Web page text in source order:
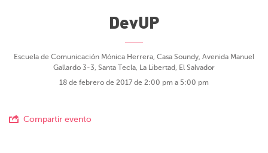
DevUP
Escuela de Comunicación Mónica Herrera, Casa Soundy, Avenida Manuel
Gallardo 3-3, Santa Tecla, La Libertad, El Salvador
18 de febrero de 2017 de 2:00 pm a 5:00 pm
Compartir evento